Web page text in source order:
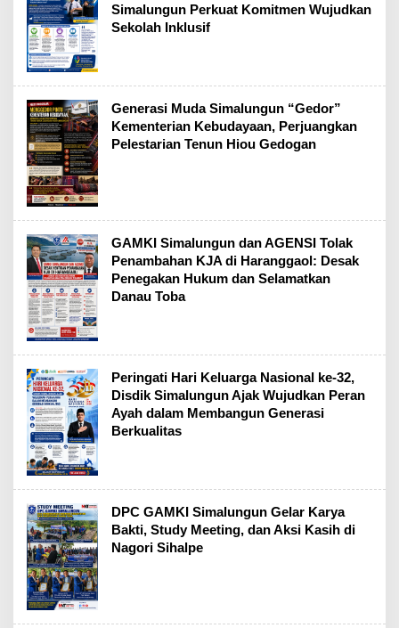
Simalungun Perkuat Komitmen Wujudkan
Sekolah Inklusif
Generasi Muda Simalungun “Gedor”
Kementerian Kebudayaan, Perjuangkan
Pelestarian Tenun Hiou Gedogan
GAMKI Simalungun dan AGENSI Tolak
Penambahan KJA di Haranggaol: Desak
Penegakan Hukum dan Selamatkan
Danau Toba
Peringati Hari Keluarga Nasional ke-32,
Disdik Simalungun Ajak Wujudkan Peran
Ayah dalam Membangun Generasi
Berkualitas
DPC GAMKI Simalungun Gelar Karya
Bakti, Study Meeting, dan Aksi Kasih di
Nagori Sihalpe